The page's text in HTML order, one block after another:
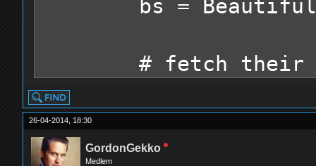
req =
return
bs =
# fetch their
future?
exp =
recaptcha =
26-04-2014, 18:30
GordonGekko
Medlem